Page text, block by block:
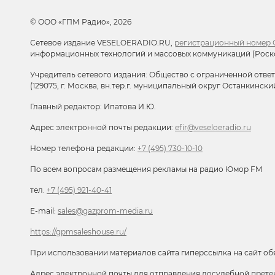
© ООО «ГПМ Радио», 2026
Сетевое издание VESELOERADIO.RU, регистрационный номер
информационных технологий и массовых коммуникаций
Учредитель сетевого издания: Общество с ограниченной
(129075, г. Москва, вн.тер.г. муниципальный округ
Главный редактор: Ипатова И.Ю.
Адрес электронной почты редакции: efir@veseloeradio.ru
Номер телефона редакции: +7 (495) 730-10-10
По всем вопросам размещения рекламы на радио Юмор FM
тел. +7 (495) 921-40-41
E-mail: sales@gazprom-media.ru
https://gpmsaleshouse.ru/
При использовании материалов сайта гиперссылка на сайт